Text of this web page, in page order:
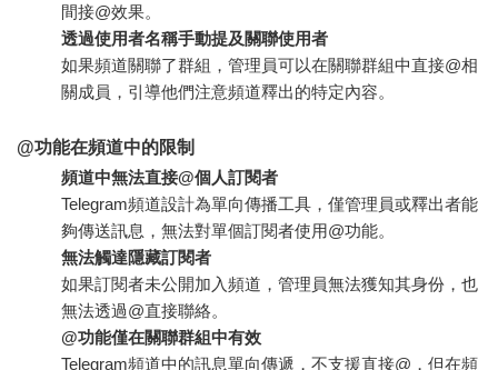
間接@效果。
透過使用者名稱手動提及關聯使用者
如果頻道關聯了群組，管理員可以在關聯群組中直接@相
關成員，引導他們注意頻道釋出的特定內容。
@功能在頻道中的限制
頻道中無法直接@個人訂閱者
Telegram頻道設計為單向傳播工具，僅管理員或釋出者能
夠傳送訊息，無法對單個訂閱者使用@功能。
無法觸達隱藏訂閱者
如果訂閱者未公開加入頻道，管理員無法獲知其身份，也
無法透過@直接聯絡。
@功能僅在關聯群組中有效
Telegram頻道中的訊息單向傳遞，不支援直接@，但在頻